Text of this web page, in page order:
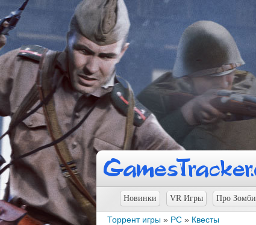
Новинки VR Игры Про Зомби
Торрент игры » PC » Квесты